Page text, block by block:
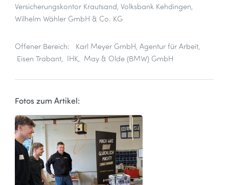
Versicherungskontor Krautsand, Volksbank Kehdingen,
Wilhelm Wähler GmbH & Co. KG
Offener Bereich: Karl Meyer GmbH, Agentur für Arbeit,
Eisen Trabant, IHK, May & Olde (BMW) GmbH
Fotos zum Artikel: